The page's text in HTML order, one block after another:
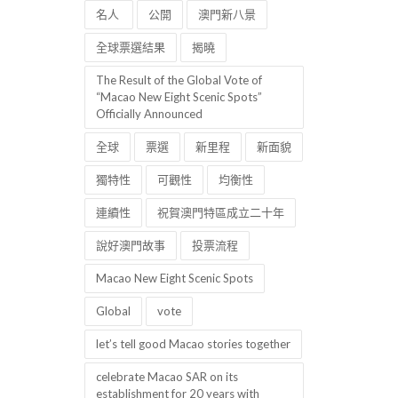
名人 公開 澳門新八景
全球票選結果 揭曉
The Result of the Global Vote of
“Macao New Eight Scenic Spots”
Officially Announced
全球 票選 新里程 新面貌
獨特性 可觀性 均衡性
連續性 祝賀澳門特區成立二十年
說好澳門故事 投票流程
Macao New Eight Scenic Spots
Global vote
let’s tell good Macao stories together
celebrate Macao SAR on its
establishment for 20 years with